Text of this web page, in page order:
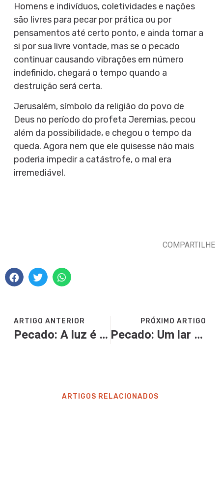
Homens e indivíduos, coletividades e nações
são livres para pecar por prática ou por
pensamentos até certo ponto, e ainda tornar a
si por sua livre vontade, mas se o pecado
continuar causando vibrações em número
indefinido, chegará o tempo quando a
destruição será certa.
Jerusalém, símbolo da religião do povo de
Deus no período do profeta Jeremias, pecou
além da possibilidade, e chegou o tempo da
queda. Agora nem que ele quisesse não mais
poderia impedir a catástrofe, o mal era
irremediável.
COMPARTILHE
ARTIGO ANTERIOR
Pecado: A luz é aborrecida pelos que amam o mal
PRÓXIMO ARTIGO
Pecado: Um lar sem Deus
ARTIGOS RELACIONADOS